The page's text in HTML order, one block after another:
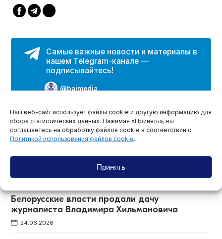
Наш веб-сайт использует файлы cookie и другую информацию для
сбора статистических данных. Нажимая «Принять», вы
соглашаетесь на обработку файлов cookie в соответствии с
Политикой использования файлов cookie.
Принять
Самые важные новости и материалы в
нашем Telegram-канале —
подписывайтесь!
@bajmedia
Больше статей
Автор документальных фильмов «Белсата»
бежал из Беларуси после обысков
27.07.2026
Белорусские власти продали дачу
журналиста Владимира Хильмановича
24.06.2026